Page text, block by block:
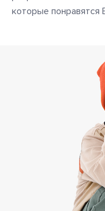
которые понравятся